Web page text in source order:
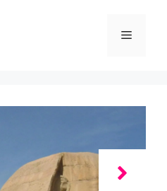
Menu